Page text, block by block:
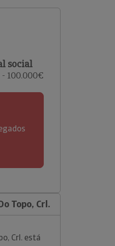
de incumprimento dos
social
- 100.000€
Topo, Crl.
Crl. está